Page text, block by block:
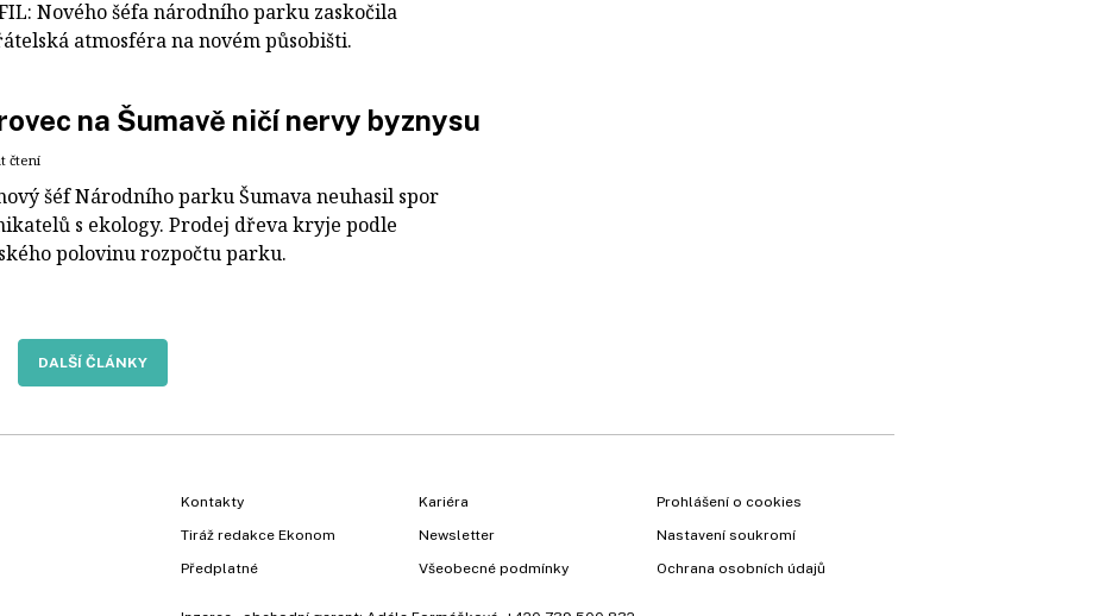
Nového šéfa národního parku zaskočila
atmosféra na novém působišti.
na Šumavě ničí nervy byznysu
čtení
šéf Národního parku Šumava neuhasil spor
s ekology. Prodej dřeva kryje podle
polovinu rozpočtu parku.
DALŠÍ ČLÁNKY
Kontakty
Tiráž redakce Ekonom
Předplatné
Kariéra
Newsletter
Všeobecné podmínky
Prohlášení o cookies
Nastavení soukromí
Ochrana osobních údajů